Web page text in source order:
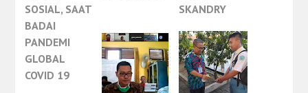
SOSIAL, SAAT
BADAI
PANDEMI
GLOBAL
COVID 19
SKANDRY